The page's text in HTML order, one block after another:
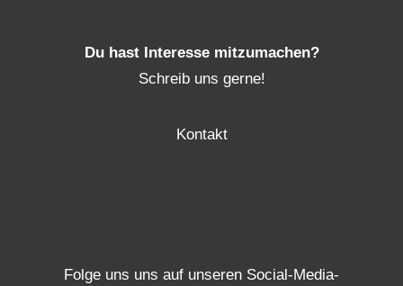
Du hast Interesse mitzumachen?
Schreib uns gerne!
Kontakt
Folge uns uns auf unseren Social-Media-